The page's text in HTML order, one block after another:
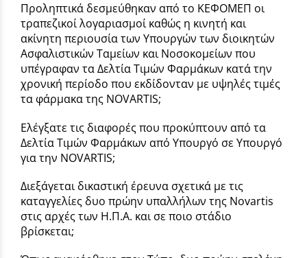
Προληπτικά δεσμεύθηκαν από το ΚΕΦΟΜΕΠ οι
τραπεζικοί λογαριασμοί καθώς η κινητή και
ακίνητη περιουσία των Υπουργών των διοικητών
Ασφαλιστικών Ταμείων και Νοσοκομείων που
υπέγραφαν τα Δελτία Τιμών Φαρμάκων κατά την
χρονική περίοδο που εκδίδονταν με υψηλές τιμές
τα φάρμακα της NOVARTIS;
Ελέγξατε τις διαφορές που προκύπτουν από τα
Δελτία Τιμών Φαρμάκων από Υπουργό σε Υπουργό
για την NOVARTIS;
Διεξάγεται δικαστική έρευνα σχετικά με τις
καταγγελίες δυο πρώην υπαλλήλων της Novartis
στις αρχές των Η.Π.Α. και σε ποιο στάδιο
βρίσκεται;